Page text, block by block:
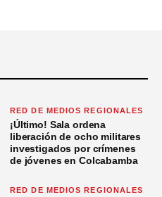
RED DE MEDIOS REGIONALES
¡Último! Sala ordena
liberación de ocho militares
investigados por crímenes
de jóvenes en Colcabamba
RED DE MEDIOS REGIONALES